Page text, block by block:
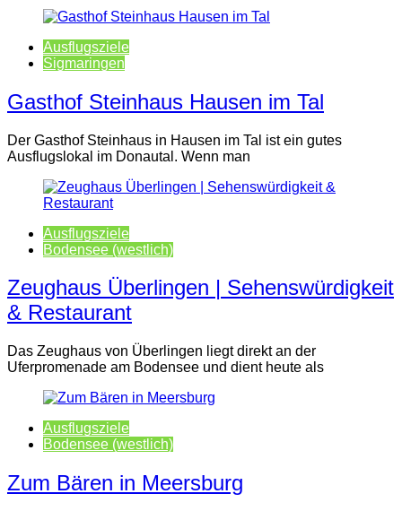
Ausflugsziele
Sigmaringen
Gasthof Steinhaus Hausen im Tal
Der Gasthof Steinhaus in Hausen im Tal ist ein gutes
Ausflugslokal im Donautal. Wenn man
Ausflugsziele
Bodensee (westlich)
Zeughaus Überlingen | Sehenswürdigkeit
& Restaurant
Das Zeughaus von Überlingen liegt direkt an der
Uferpromenade am Bodensee und dient heute als
Ausflugsziele
Bodensee (westlich)
Zum Bären in Meersburg